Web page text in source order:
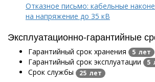
Отказное письмо: кабельные
на напряжение до 35 кВ
Эксплуатационно-гарантийные
Гарантийный срок хранения 5 лет
Гарантийный срок эксплуатации 5
Срок службы 25 лет